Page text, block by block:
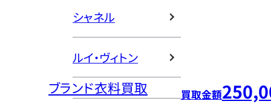
シャネル
ルイ・ヴィトン
ブランド衣料買取 買取金額